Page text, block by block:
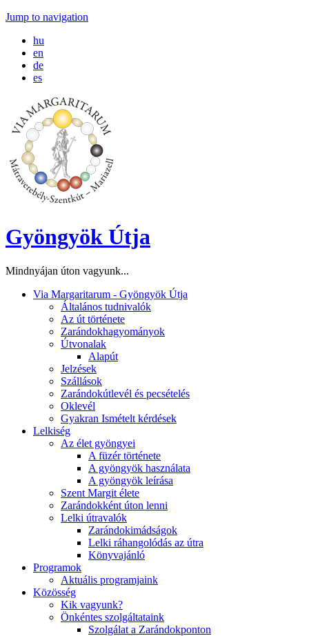
Jump to navigation
hu
en
de
es
Gyöngyök Útja
Mindnyájan úton vagyunk...
Via Margaritarum - Gyöngyök Útja
Általános tudnivalók
Az út története
Zarándokhagyományok
Útvonalak
Alapút
Jelzések
Szállások
Zarándokútlevél és pecsételés
Oklevél
Gyakran Ismételt kérdések
Lelkiség
Az élet gyöngyei
A füzér története
A gyöngyök használata
A gyöngyök leírása
Szent Margit élete
Zarándokként úton lenni
Lelki útravalók
Zarándokimádságok
Lelki ráhangolódás az útra
Könyvajánló
Programok
Aktuális programjaink
Közösség
Kik vagyunk?
Önkéntes szolgáltataink
Szolgálat a Zarándokponton